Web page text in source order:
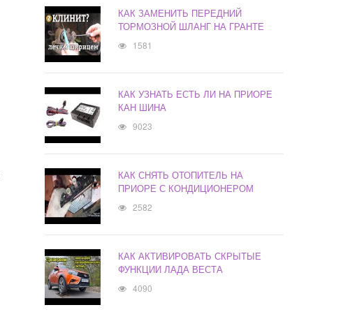
КАК ЗАМЕНИТЬ ПЕРЕДНИЙ
ТОРМОЗНОЙ ШЛАНГ НА ГРАНТЕ
1581
КАК УЗНАТЬ ЕСТЬ ЛИ НА ПРИОРЕ
КАН ШИНА
9023
КАК СНЯТЬ ОТОПИТЕЛЬ НА
ПРИОРЕ С КОНДИЦИОНЕРОМ
2582
КАК АКТИВИРОВАТЬ СКРЫТЫЕ
ФУНКЦИИ ЛАДА ВЕСТА
4090